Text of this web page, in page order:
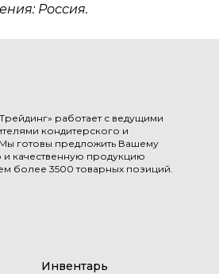
Россия.
работает с ведущими
кондитерского и
готовы предложить Вашему
качественную продукцию
более 3500 товарных позиций.
Инвентарь